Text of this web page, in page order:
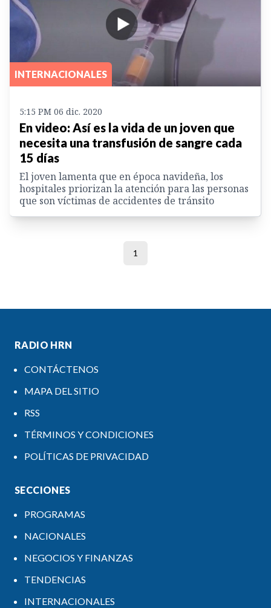
INTERNACIONALES
5:15 PM 06 dic. 2020
En video: Así es la vida de un joven que
necesita una transfusión de sangre cada
15 días
El joven lamenta que en época navideña, los
hospitales priorizan la atención para las personas
que son víctimas de accidentes de tránsito
1
RADIO HRN
CONTÁCTENOS
MAPA DEL SITIO
RSS
TÉRMINOS Y CONDICIONES
POLÍTICAS DE PRIVACIDAD
SECCIONES
PROGRAMAS
NACIONALES
NEGOCIOS Y FINANZAS
TENDENCIAS
INTERNACIONALES